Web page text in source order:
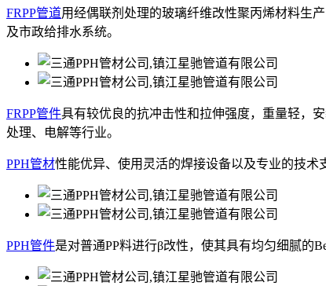
FRPP管道用经偶联剂处理的玻璃纤维改性聚丙烯材料生
及市政给排水系统。
FRPP管件具有较优良的抗冲击性和拉伸强度，重量轻，
处理、电解等行业。
PPH管材性能优异、使用灵活的焊接设备以及专业的技术
PPH管件是对普通PP料进行β改性，使其具有均匀细腻的